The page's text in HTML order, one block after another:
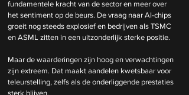
fundamentele kracht van de sector en meer over
het sentiment op de beurs. De vraag naar AI-chips
groeit nog steeds explosief en bedrijven als TSMC
en ASML zitten in een uitzonderlijk sterke positie.
Maar de waarderingen zijn hoog en verwachtingen
zijn extreem. Dat maakt aandelen kwetsbaar voor
teleurstelling, zelfs als de onderliggende prestaties
sterk blijven.